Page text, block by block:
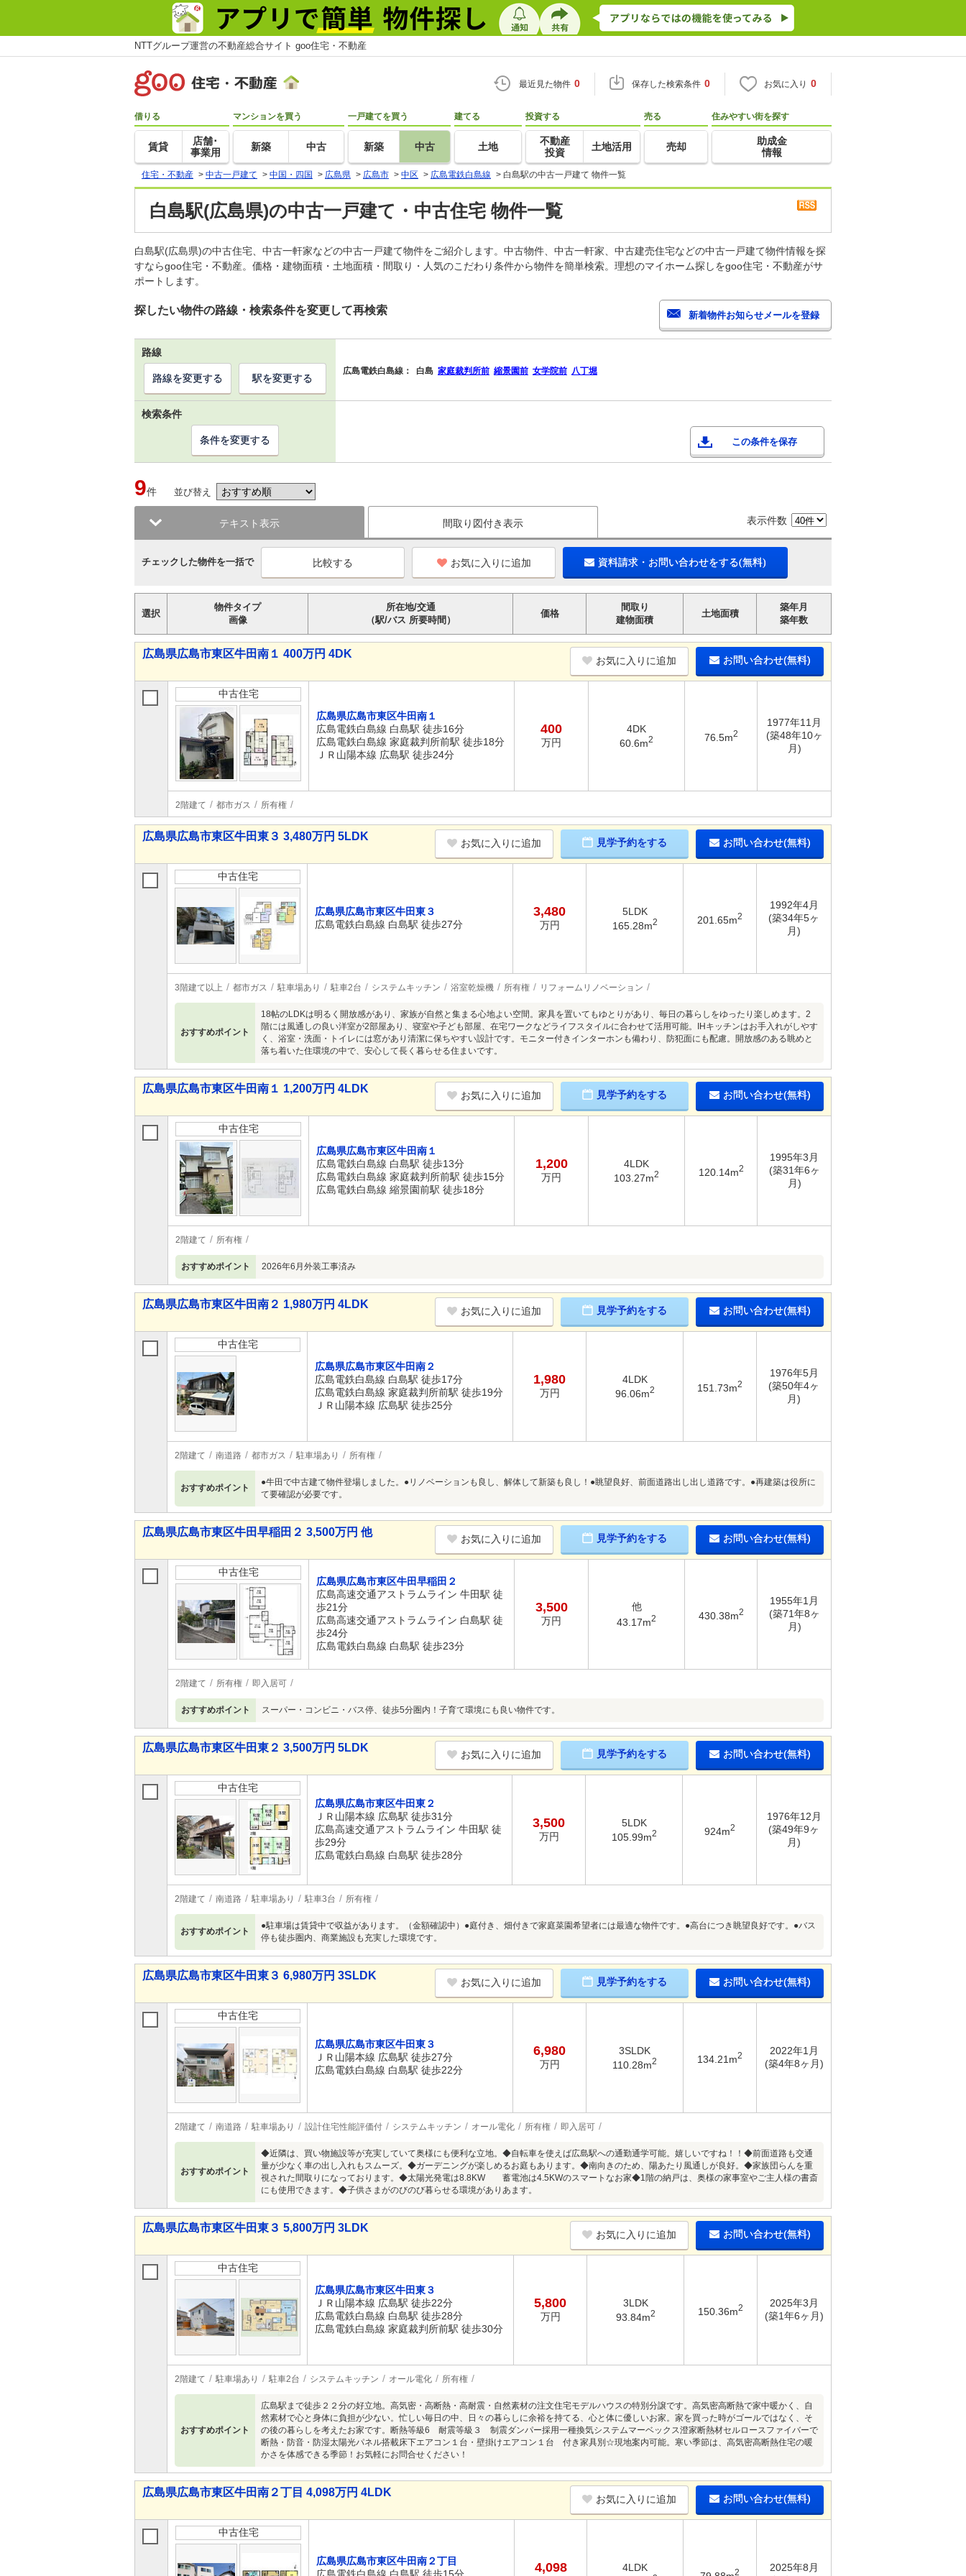
NTTグループ運営の不動産総合サイト goo住宅・不動産
最近見た物件 0 保存した検索条件 0 お気に入り 0
借りる
賃貸
店舗･
事業用
マンションを買う
新築 中古
一戸建てを買う
新築 中古
建てる
土地
投資する
不動産
投資
土地活用
売る
売却
住みやすい街を探す
助成金
情報
住宅・不動産 > 中古一戸建て > 中国・四国 > 広島県 > 広島市 > 中区 > 広島電鉄白島線 > 白島駅の中古一戸建て 物件一覧
白島駅(広島県)の中古一戸建て・中古住宅 物件一覧
白島駅(広島県)の中古住宅、中古一軒家などの中古一戸建て物件をご紹介します。中古物件、中古一軒家、中古建売住宅などの中古一戸建て物件情報を探
すならgoo住宅・不動産。価格・建物面積・土地面積・間取り・人気のこだわり条件から物件を簡単検索。理想のマイホーム探しをgoo住宅・不動産がサ
ポートします。
探したい物件の路線・検索条件を変更して再検索
路線
広島電鉄白島線： 白島 家庭裁判所前 縮景園前 女学院前 八丁堀
路線を変更する 駅を変更する
検索条件
この条件を保存
条件を変更する
9件 並び替え
テキスト表示 間取り図付き表示 表示件数
チェックした物件を一括で お気に入りに追加 資料請求・お問い合わせをする(無料)
選択
物件タイプ
画像
所在地/交通
（駅/バス 所要時間）
価格
間取り
建物面積
土地面積
築年月
築年数
広島県広島市東区牛田南１ 400万円 4DK
お気に入りに追加 お問い合わせ(無料)
中古住宅
広島県広島市東区牛田南１
広島電鉄白島線 白島駅 徒歩16分
広島電鉄白島線 家庭裁判所前駅 徒歩18分
ＪＲ山陽本線 広島駅 徒歩24分
400
万円
4DK
60.6m2 76.5m2
1977年11月
(築48年10ヶ
月)
2階建て 都市ガス 所有権
広島県広島市東区牛田東３ 3,480万円 5LDK
お気に入りに追加 見学予約をする お問い合わせ(無料)
中古住宅
広島県広島市東区牛田東３
広島電鉄白島線 白島駅 徒歩27分
3,480
万円
5LDK
165.28m2 201.65m2
1992年4月
(築34年5ヶ
月)
3階建て以上 都市ガス 駐車場あり 駐車2台 システムキッチン 浴室乾燥機 所有権 リフォームリノベーション
おすすめポイント
18帖のLDKは明るく開放感があり、家族が自然と集まる心地よい空間。家具を置いてもゆとりがあり、毎日の暮らしをゆったり楽しめます。2
階には風通しの良い洋室が2部屋あり、寝室や子ども部屋、在宅ワークなどライフスタイルに合わせて活用可能。IHキッチンはお手入れがしやす
く、浴室・洗面・トイレには窓があり清潔に保ちやすい設計です。モニター付きインターホンも備わり、防犯面にも配慮。開放感のある眺めと
落ち着いた住環境の中で、安心して長く暮らせる住まいです。
広島県広島市東区牛田南１ 1,200万円 4LDK
お気に入りに追加 見学予約をする お問い合わせ(無料)
中古住宅
広島県広島市東区牛田南１
広島電鉄白島線 白島駅 徒歩13分
広島電鉄白島線 家庭裁判所前駅 徒歩15分
広島電鉄白島線 縮景園前駅 徒歩18分
1,200
万円
4LDK
103.27m2 120.14m2
1995年3月
(築31年6ヶ
月)
2階建て 所有権
おすすめポイント 2026年6月外装工事済み
広島県広島市東区牛田南２ 1,980万円 4LDK
お気に入りに追加 見学予約をする お問い合わせ(無料)
中古住宅
広島県広島市東区牛田南２
広島電鉄白島線 白島駅 徒歩17分
広島電鉄白島線 家庭裁判所前駅 徒歩19分
ＪＲ山陽本線 広島駅 徒歩25分
1,980
万円
4LDK
96.06m2 151.73m2
1976年5月
(築50年4ヶ
月)
2階建て 南道路 都市ガス 駐車場あり 所有権
おすすめポイント
●牛田で中古建て物件登場しました。●リノベーションも良し、解体して新築も良し！●眺望良好、前面道路出し出し道路です。●再建築は役所に
て要確認が必要です。
広島県広島市東区牛田早稲田２ 3,500万円 他
お気に入りに追加 見学予約をする お問い合わせ(無料)
中古住宅
広島県広島市東区牛田早稲田２
広島高速交通アストラムライン 牛田駅 徒
歩21分
広島高速交通アストラムライン 白島駅 徒
歩24分
広島電鉄白島線 白島駅 徒歩23分
3,500
万円
他
43.17m2 430.38m2
1955年1月
(築71年8ヶ
月)
2階建て 所有権 即入居可
おすすめポイント スーパー・コンビニ・バス停、徒歩5分圏内！子育て環境にも良い物件です。
広島県広島市東区牛田東２ 3,500万円 5LDK
お気に入りに追加 見学予約をする お問い合わせ(無料)
中古住宅
広島県広島市東区牛田東２
ＪＲ山陽本線 広島駅 徒歩31分
広島高速交通アストラムライン 牛田駅 徒
歩29分
広島電鉄白島線 白島駅 徒歩28分
3,500
万円
5LDK
105.99m2 924m2
1976年12月
(築49年9ヶ
月)
2階建て 南道路 駐車場あり 駐車3台 所有権
おすすめポイント
●駐車場は賃貸中で収益があります。（金額確認中）●庭付き、畑付きで家庭菜園希望者には最適な物件です。●高台につき眺望良好です。●バス
停も徒歩圏内、商業施設も充実した環境です。
広島県広島市東区牛田東３ 6,980万円 3SLDK
お気に入りに追加 見学予約をする お問い合わせ(無料)
中古住宅
広島県広島市東区牛田東３
ＪＲ山陽本線 広島駅 徒歩27分
広島電鉄白島線 白島駅 徒歩22分
6,980
万円
3SLDK
110.28m2 134.21m2
2022年1月
(築4年8ヶ月)
2階建て 南道路 駐車場あり 設計住宅性能評価付 システムキッチン オール電化 所有権 即入居可
おすすめポイント
◆近隣は、買い物施設等が充実していて奥様にも便利な立地。◆自転車を使えば広島駅への通勤通学可能。嬉しいですね！！◆前面道路も交通
量が少なく車の出し入れもスムーズ。◆ガーデニングが楽しめるお庭もあります。◆南向きのため、陽あたり風通しが良好。◆家族団らんを重
視された間取りになっております。◆太陽光発電は8.8KW 蓄電池は4.5KWのスマートなお家◆1階の納戸は、奥様の家事室やご主人様の書斎
にも使用できます。◆子供さまがのびのび暮らせる環境がありあます。
広島県広島市東区牛田東３ 5,800万円 3LDK
お気に入りに追加 お問い合わせ(無料)
中古住宅
広島県広島市東区牛田東３
ＪＲ山陽本線 広島駅 徒歩22分
広島電鉄白島線 白島駅 徒歩28分
広島電鉄白島線 家庭裁判所前駅 徒歩30分
5,800
万円
3LDK
93.84m2 150.36m2
2025年3月
(築1年6ヶ月)
2階建て 駐車場あり 駐車2台 システムキッチン オール電化 所有権
おすすめポイント
広島駅まで徒歩２２分の好立地。高気密・高断熱・高耐震・自然素材の注文住宅モデルハウスの特別分譲です。高気密高断熱で家中暖かく、自
然素材で心と身体に負担が少ない。忙しい毎日の中、日々の暮らしに余裕を持てる、心と体に優しいお家。家を買った時がゴールではなく、そ
の後の暮らしを考えたお家です。断熱等級6 耐震等級３ 制震ダンパー採用一種換気システムマーベックス澄家断熱材セルロースファイバーで
断熱・防音・防湿太陽光パネル搭載床下エアコン１台・壁掛けエアコン１台 付き家具別☆現地案内可能。寒い季節は、高気密高断熱住宅の暖
かさを体感できる季節！お気軽にお問合せください！
広島県広島市東区牛田南２丁目 4,098万円 4LDK
お気に入りに追加 お問い合わせ(無料)
中古住宅
広島県広島市東区牛田南２丁目
4,098
4LDK
2
2025年8月